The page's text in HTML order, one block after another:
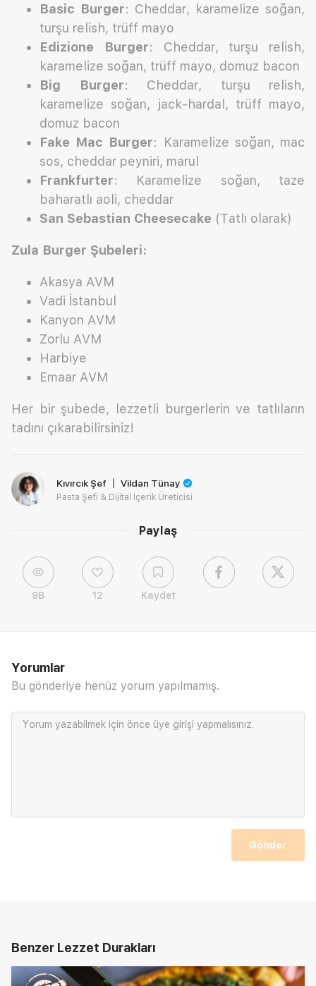
Paylaş
9B 12 Kaydet
Basic Burger: Cheddar, karamelize soğan,
turşu relish, trüff mayo
Edizione Burger: Cheddar, turşu relish,
karamelize soğan, trüff mayo, domuz bacon
Big Burger: Cheddar, turşu relish,
karamelize soğan, jack-hardal, trüff mayo,
domuz bacon
Fake Mac Burger: Karamelize soğan, mac
sos, cheddar peyniri, marul
Frankfurter: Karamelize soğan, taze
baharatlı aoli, cheddar
San Sebastian Cheesecake (Tatlı olarak)
Zula Burger Şubeleri:
Akasya AVM
Vadi İstanbul
Kanyon AVM
Zorlu AVM
Harbiye
Emaar AVM
Her bir şubede, lezzetli burgerlerin ve tatlıların
tadını çıkarabilirsiniz!
Kıvırcık Şef 〡 Vildan Tünay
Pasta Şefi & Dijital İçerik Üreticisi
Yorumlar
Bu gönderiye henüz yorum yapılmamış.
Yorum yazabilmek için önce üye girişi yapmalısınız.
Gönder
Benzer Lezzet Durakları